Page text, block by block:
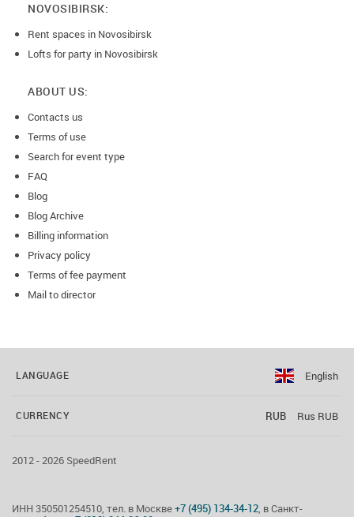
NOVOSIBIRSK:
Rent spaces in Novosibirsk
Lofts for party in Novosibirsk
ABOUT US:
Contacts us
Terms of use
Search for event type
FAQ
Blog
Blog Archive
Billing information
Privacy policy
Terms of fee payment
Mail to director
LANGUAGE English
CURRENCY RUB Rus RUB
2012 - 2026 SpeedRent
ИНН 350501254510, тел. в Москве+7 (495) 134-34-12, в Санкт-